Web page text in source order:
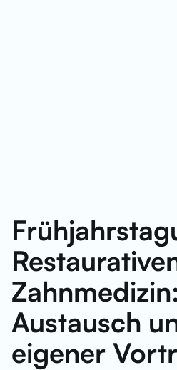
Austausch
eigener